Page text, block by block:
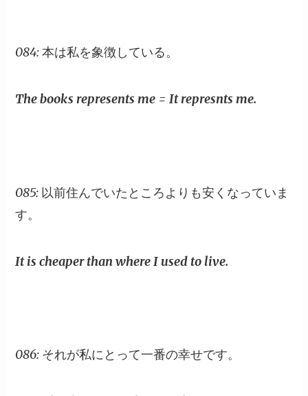
084: 本は私を象徴している。
The books represents me = It represnts me.
085: 以前住んでいたところよりも安くなっていま
す。
It is cheaper than where I used to live.
086: それが私にとって一番の幸せです。